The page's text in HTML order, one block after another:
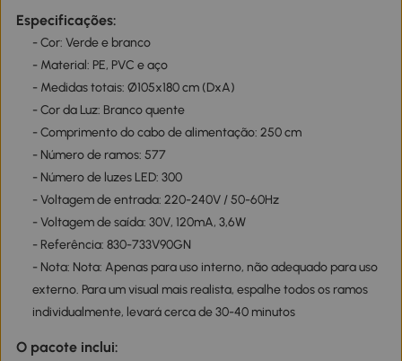
Especificações:
- Cor: Verde e branco
- Material: PE, PVC e aço
- Medidas totais: Ø105x180 cm (DxA)
- Cor da Luz: Branco quente
- Comprimento do cabo de alimentação: 250 cm
- Número de ramos: 577
- Número de luzes LED: 300
- Voltagem de entrada: 220-240V / 50-60Hz
- Voltagem de saída: 30V, 120mA, 3,6W
- Referência: 830-733V90GN
- Nota: Nota: Apenas para uso interno, não adequado para uso
externo. Para um visual mais realista, espalhe todos os ramos
individualmente, levará cerca de 30-40 minutos
O pacote inclui: